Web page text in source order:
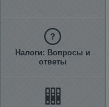
Налоги: Вопросы и
ответы